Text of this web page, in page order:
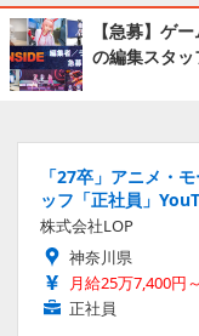
【急募】ゲ
の編集スタ
「27卒」アニメ・
ッフ「正社員」
株式会社LOP
神奈川県
月給25万7,400円
正社員